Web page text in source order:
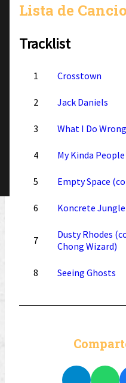
Lista de
Tracklist
1 Crosstown
2 Jack Daniels
3 What I Do Wrong
4 My Kinda People
5 Empty Space
6 Koncrete
7
Dusty Rhodes
Chong Wizard)
8 Seeing Ghosts